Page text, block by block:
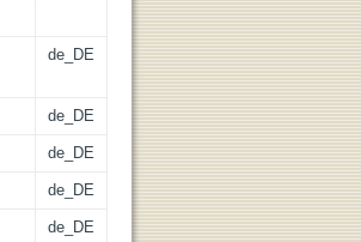
de_DE
de_DE
de_DE
de_DE
de_DE